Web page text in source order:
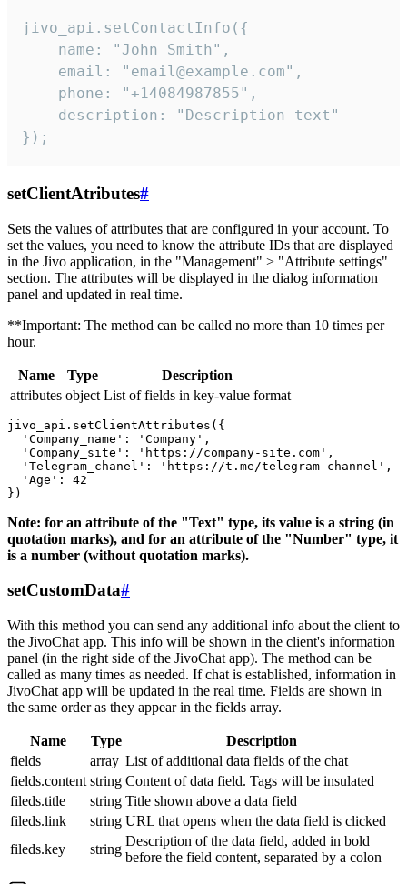
jivo_api.setContactInfo({
    name: "John Smith",
    email: "email@example.com",
    phone: "+14084987855",
    description: "Description text"
});
setClientAtributes#
Sets the values ​​of attributes that are configured in your account. To
set the values, you need to know the attribute IDs that are displayed
in the Jivo application, in the "Management" > "Attribute settings"
section. The attributes will be displayed in the dialog information
panel and updated in real time.
**Important: The method can be called no more than 10 times per
hour.
Name Type
Description
attributes object List of fields in key-value format
jivo_api.setClientAttributes({
  'Company_name': 'Company',
  'Company_site': 'https://company-site.com',
  'Telegram_chanel': 'https://t.me/telegram-channel',
  'Age': 42
Note: for an attribute of the "Text" type, its value is a string (in
quotation marks), and for an attribute of the "Number" type, it
is a number (without quotation marks).
setCustomData#
With this method you can send any additional info about the client to
the JivoChat app. This info will be shown in the client's information
panel (in the right side of the JivoChat app). The method can be
called as many times as needed. If chat is established, information in
JivoChat app will be updated in the real time. Fields are shown in
the same order as they appear in the fields array.
Name Type
Description
fields
array List of additional data fields of the chat
fields.content string Content of data field. Tags will be insulated
fileds.title
string Title shown above a data field
fileds.link
string URL that opens when the data field is clicked
fileds.key
string
Description of the data field, added in bold
before the field content, separated by a colon